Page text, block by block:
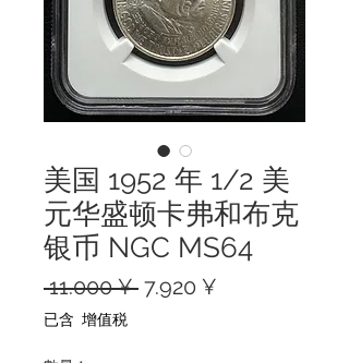
美国 1952 年 1/2 美
元华盛顿卡弗和布克
银币 NGC MS64
11.000 ¥ 一
7.920 ¥
已含 增值税